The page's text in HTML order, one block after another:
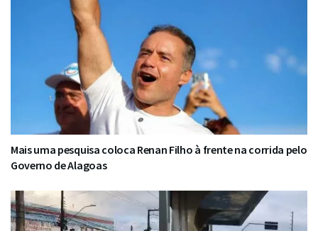
Mais uma pesquisa coloca Renan Filho à frente na corrida pelo
Governo de Alagoas